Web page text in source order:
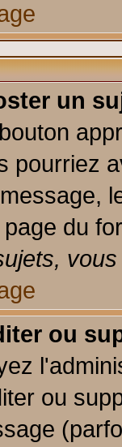
un
pourriez
du
ou
ou